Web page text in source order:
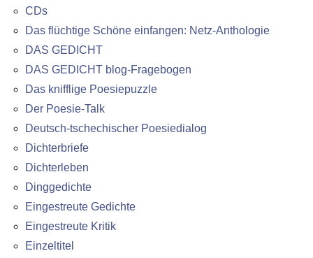
CDs
Das flüchtige Schöne einfangen: Netz-Anthologie
DAS GEDICHT
DAS GEDICHT blog-Fragebogen
Das knifflige Poesiepuzzle
Der Poesie-Talk
Deutsch-tschechischer Poesiedialog
Dichterbriefe
Dichterleben
Dinggedichte
Eingestreute Gedichte
Eingestreute Kritik
Einzeltitel